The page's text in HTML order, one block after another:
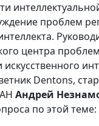
проблем
центра
Dentons,
Андрей
по этой теме: